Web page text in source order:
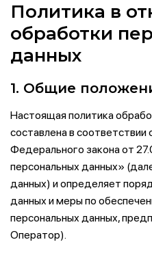
Политика в
обработки
данных
1. Общие
Настоящая политика
составлена в соответствии
Федерального закона от
персональных данных»
данных) и определяет
данных и меры по
персональных данных,
Оператор).